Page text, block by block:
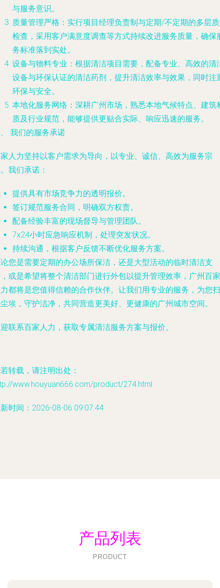
与服务意识。
质量管理严格 ：实行项目经理负责制与定期/不定期的多层
检查，采用客户满意度调查等方式持续改进服务质量，确保
务标准落到实处。
设备与物料专业 ：根据清洁项目需要，配备专业、高效的清
设备与环保认证的清洁药剂，提升清洁效率与效果，同时注
环保与安全。
本地化服务网络 ：深耕广州市场，熟悉本地气候特点、建筑
质及行业规范，能够提供更贴合实际、响应迅速的服务。
我们的服务承诺
人力坚持以客户需求为导向，以专业、诚信、高效为服务宗
我们承诺：
提供具有市场竞争力的透明报价。
签订规范服务合同，明确双方权责。
配备经验丰富的现场督导与管理团队。
7x24小时应急响应机制，处理突发状况。
持续沟通，根据客户反馈不断优化服务方案。
您是需要定期的办公场所保洁，还是大型活动的临时清洁支
或是希望将整个清洁部门进行外包以提升管理效率，广州百家
都将是您值得信赖的合作伙伴。让我们用专业的服务，为您扫
埃，守护洁净，共同营造更美好、更健康的广州城市空间。
联系百家人力，获取专属清洁服务方案与报价。
转载，请注明出处：
www.houyuan666.com/product/274.html
时间：2026-08-06 09:07:44
产品列表
PRODUCT